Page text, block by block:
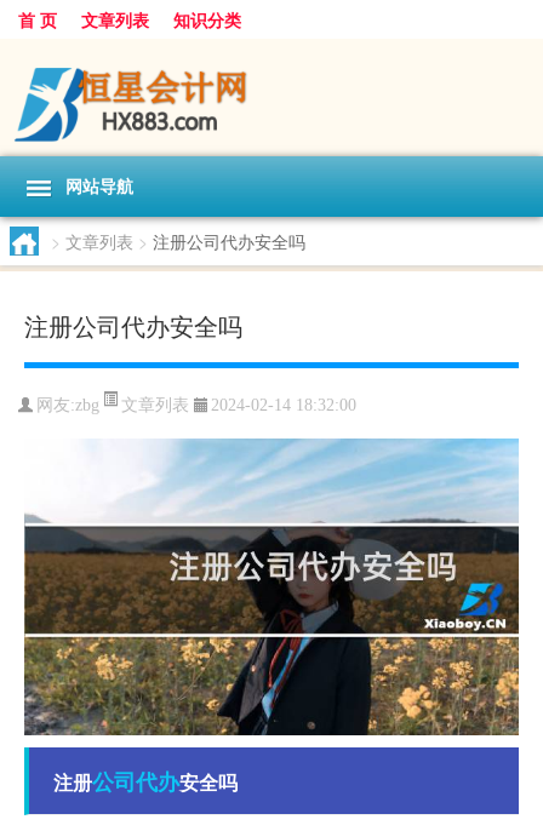
首 页 文章列表 知识分类
网站导航
> 文章列表 > 注册公司代办安全吗
注册公司代办安全吗
网友:zbg 文章列表 2024-02-14 18:32:00
注册公司代办安全吗